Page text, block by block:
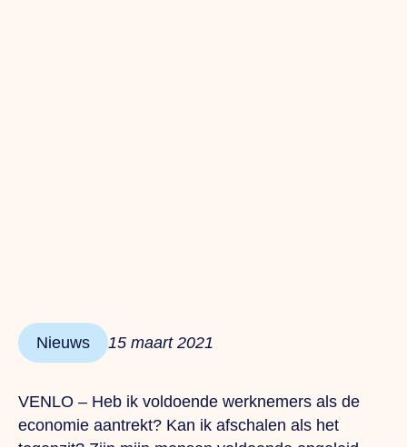
Nieuws 15 maart 2021
VENLO – Heb ik voldoende werknemers als de
economie aantrekt? Kan ik afschalen als het